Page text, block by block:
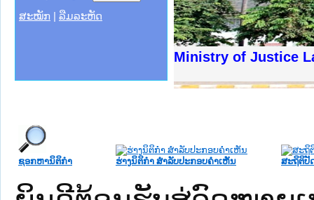
ສະໝັກ ລືມລະຫັດ
Ministry of Justice
ຊາຊົນ ພາກເໜືອ
ການ
ກາງ
ກໃຕ້
ນຕຳຫຼວດປະຊາຊົນ
ສັນຕິບານປະຊາຊົນ
ກເໜືອ
ຊາຊົນ ພາກກາງ
ຊອກຫານິຕິກໍາ ຮ່າງນິຕິກໍາ ສໍາລັບປະກອບຄໍາເຫັນ ສະຖິຕິປັ